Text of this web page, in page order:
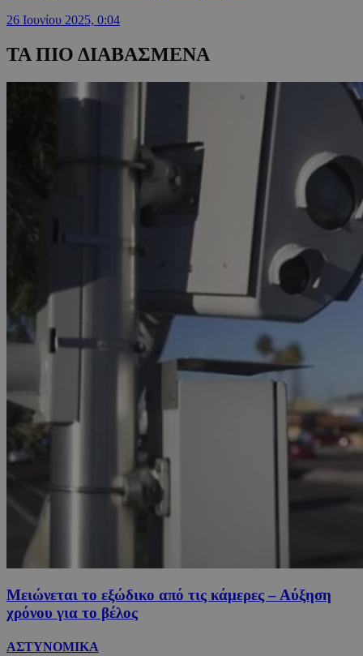
26 Ιουνίου 2025, 0:04
ΤΑ ΠΙΟ ΔΙΑΒΑΣΜΕΝΑ
Μειώνεται το εξώδικο από τις κάμερες – Αύξηση
χρόνου για το βέλος
ΑΣΤΥΝΟΜΙΚΑ